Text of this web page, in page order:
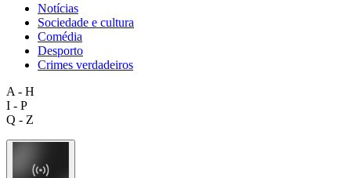
Notícias
Sociedade e cultura
Comédia
Desporto
Crimes verdadeiros
A - H
I - P
Q - Z